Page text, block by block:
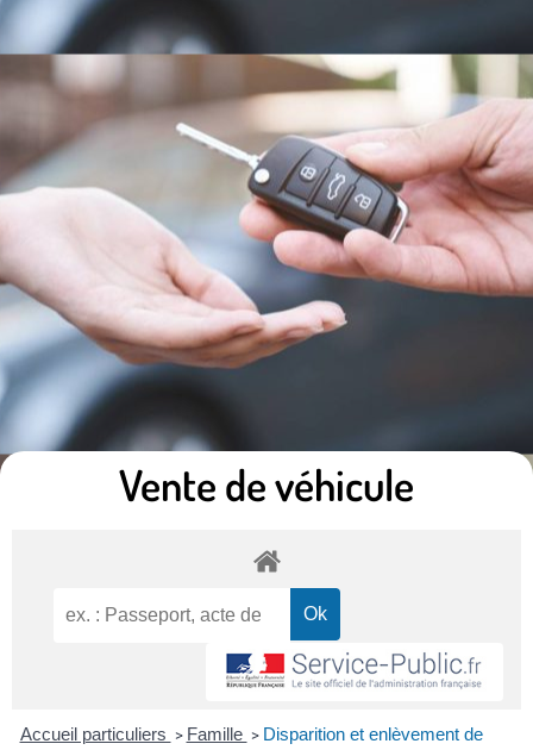
Vente de véhicule
Accueil particuliers > Famille > Disparition et enlèvement de